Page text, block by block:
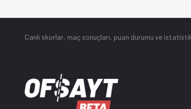
Canlı skorlar, maç sonuçları, puan durumu ve